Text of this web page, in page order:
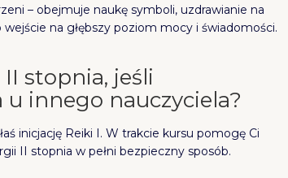
– obejmuje naukę symboli, uzdrawianie na
wejście na głębszy poziom mocy i świadomości.
stopnia, jeśli
innego nauczyciela?
inicjację Reiki I. W trakcie kursu pomogę Ci
II stopnia w pełni bezpieczny sposób.